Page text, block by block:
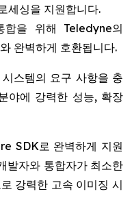
세싱을 지원합니다.
을 위해 Teledyne의
완벽하게 호환됩니다.
스템의 요구 사항을 충
야에 강력한 성능, 확장
SDK로 완벽하게 지원
발자와 통합자가 최소한
강력한 고속 이미징 시